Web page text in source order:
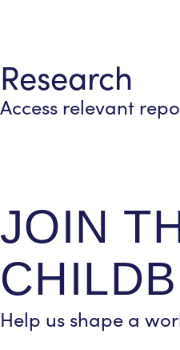
Research
Access relevant
JOIN
Help us shape a